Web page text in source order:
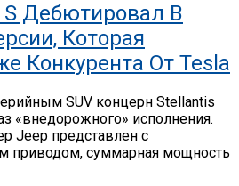
S Дебютировал В
Которая
Конкурента От Tesla
SUV концерн Stellantis
«внедорожного» исполнения.
Jeep представлен с
приводом, суммарная мощность